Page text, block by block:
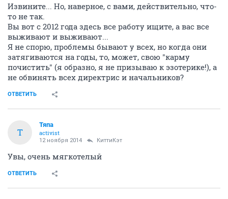
Извините... Но, наверное, с вами, действительно, что-
то не так.
Вы вот с 2012 года здесь все работу ищите, а вас все
выживают и выживают...
Я не спорю, проблемы бывают у всех, но когда они
затягиваются на годы, то, может, свою "карму
почистить" (я образно, я не призываю к эзотерике!), а
не обвинять всех директрис и начальников?
ОТВЕТИТЬ
Т
Тяпа
activist
12 ноября 2014 КиттиКэт
Увы, очень мягкотелый
ОТВЕТИТЬ